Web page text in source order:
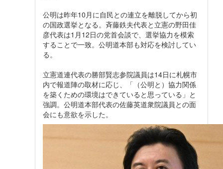
公明は昨年10月に自民との連立を離脱してから初
の国政選挙となる。斉藤鉄夫代表と立憲の野田佳
彦代表は1月12日の党首会談で、選挙協力を模索
することで一致。公明道本部も対応を検討してい
る。
立憲道連代表の勝部賢志参院議員は14日に札幌市
内で報道陣の取材に応じ、「（公明と）協力関係
を築くための環境はできていると思っている」と
強調。公明道本部代表の佐藤英道衆院議員との面
会にも意欲を示した。